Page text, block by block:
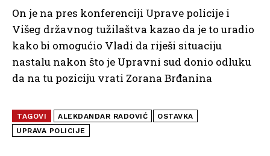
On je na pres konferenciji Uprave policije i
Višeg državnog tužilaštva kazao da je to uradio
kako bi omogućio Vladi da riješi situaciju
nastalu nakon što je Upravni sud donio odluku
da na tu poziciju vrati Zorana Brđanina
TAGOVI ALEKDANDAR RADOVIĆ
OSTAVKA
UPRAVA POLICIJE